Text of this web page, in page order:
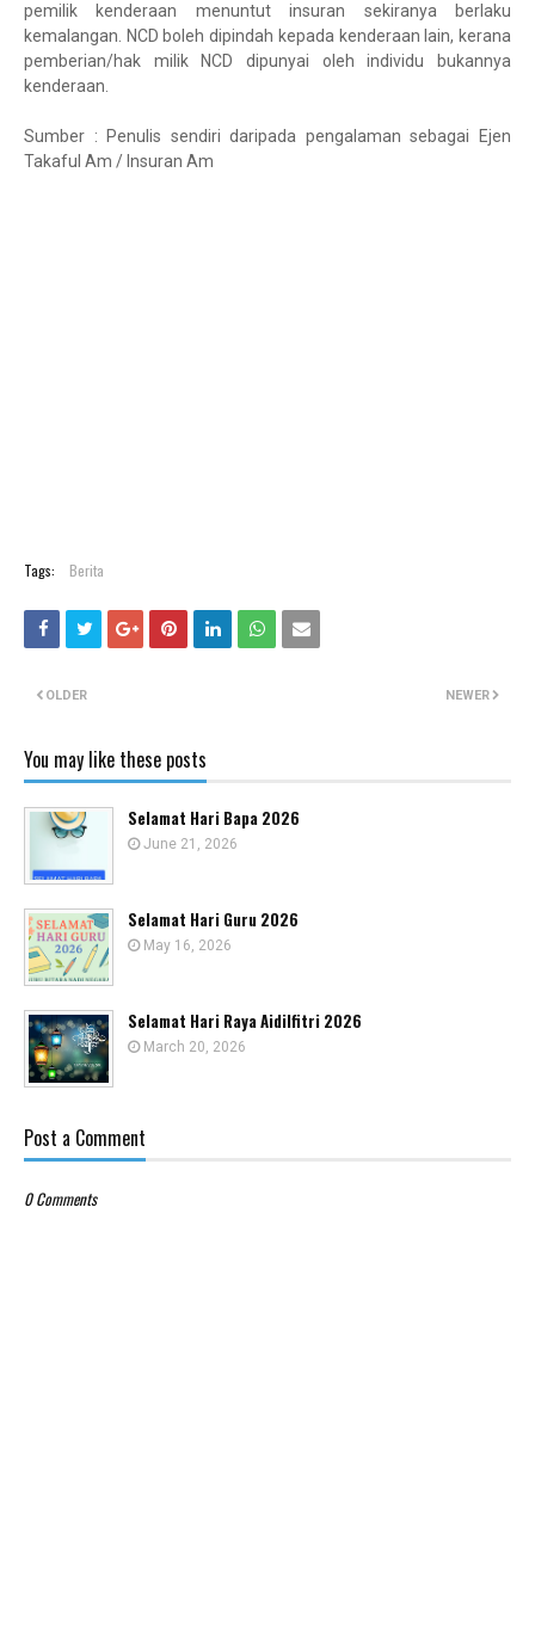
pemilik kenderaan menuntut insuran sekiranya berlaku
kemalangan. NCD boleh dipindah kepada kenderaan lain, kerana
pemberian/hak milik NCD dipunyai oleh individu bukannya
kenderaan.
Sumber : Penulis sendiri daripada pengalaman sebagai Ejen
Takaful Am / Insuran Am
Tags: Berita
NEWER
OLDER
You may like these posts
Selamat Hari Bapa 2026
June 21, 2026
Selamat Hari Guru 2026
May 16, 2026
Selamat Hari Raya Aidilfitri 2026
March 20, 2026
Post a Comment
0 Comments